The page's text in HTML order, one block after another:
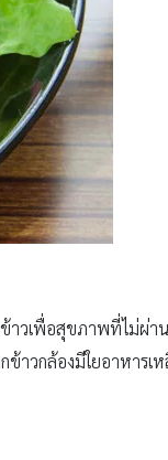
วเพื่อสุขภาพที่ไม่ผ่า
วกล้องมีใยอาหารเ